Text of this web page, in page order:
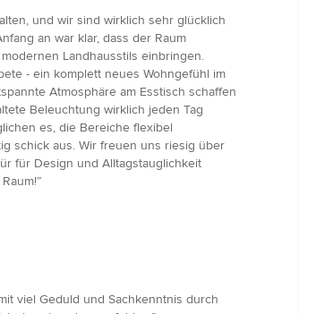
und wir sind wirklich sehr glücklich
an war klar, dass der Raum
Landhausstils einbringen.
- ein komplett neues Wohngefühl im
Atmosphäre am Esstisch schaffen
Beleuchtung wirklich jeden Tag
es, die Bereiche flexibel
schick aus. Wir freuen uns riesig über
für Design und Alltagstauglichkeit
viel Geduld und Sachkenntnis durch